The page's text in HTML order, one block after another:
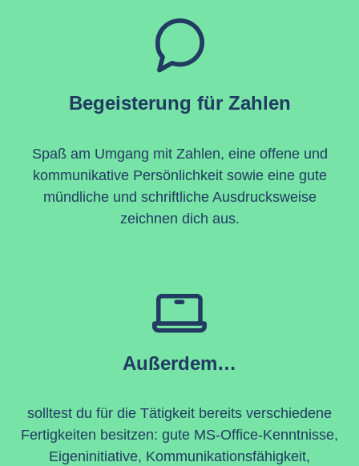
Begeisterung für Zahlen
Spaß am Umgang mit Zahlen, eine offene und
kommunikative Persönlichkeit sowie eine gute
mündliche und schriftliche Ausdrucksweise
zeichnen dich aus.
Außerdem…
solltest du für die Tätigkeit bereits verschiedene
Fertigkeiten besitzen: gute MS-Office-Kenntnisse,
Eigeninitiative, Kommunikationsfähigkeit,